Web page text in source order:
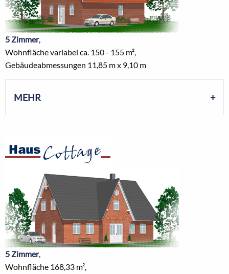
5 Zimmer,
Wohnfläche variabel ca. 150 - 155 m²,
Gebäudeabmessungen 11,85 m x 9,10 m
MEHR
5 Zimmer,
Wohnfläche 168,33 m²,